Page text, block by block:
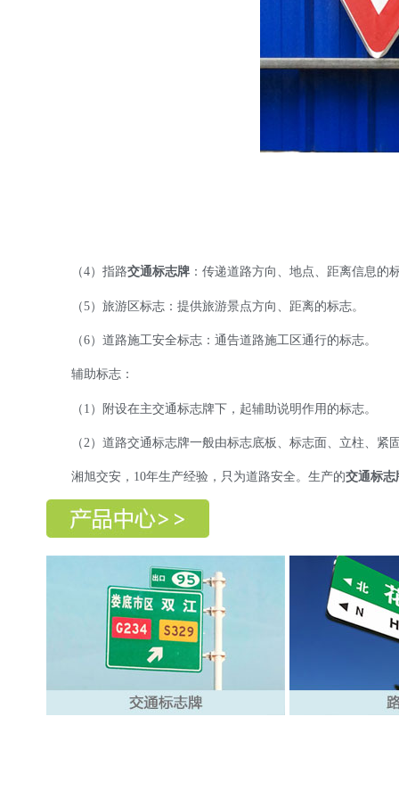
（4）指路交通标志牌 ：传递道路方向、地点、距离信息的
（5）旅游区标志：提供旅游景点方向、距离的标志。
（6）道路施工安全标志：通告道路施工区通行的标志。
辅助标志：
（1）附设在主交通标志牌下，起辅助说明作用的标志。
（2）道路交通标志牌一般由标志底板、标志面、立柱、紧
湘旭交安，10年生产经验，只为道路安全。生产的交通标志